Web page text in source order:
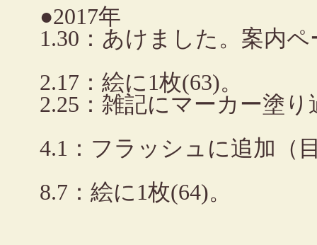
●2017年
1.30：あけました。案内
2.17：絵に1枚(63)。
2.25：雑記にマーカー塗
4.1：フラッシュに追加（
8.7：絵に1枚(64)。